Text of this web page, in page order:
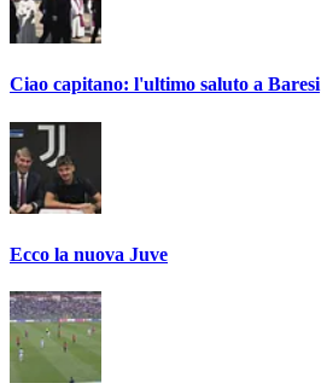
Ciao capitano: l'ultimo saluto a Baresi
Ecco la nuova Juve